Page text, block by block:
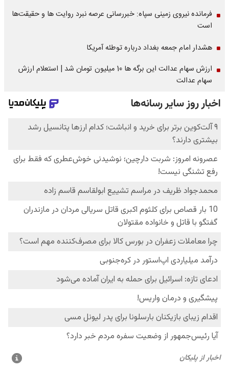
فرمانده نیروی زمینی سپاه: خبررسانی عرصه نبرد روایت ها و حقیقت‌ها
است
هشدار امام جمعه بغداد درباره توطئه آمریکا
ارزش سهام عدالت این برگه ها 10 میلیون تومان شد | استعلام ارزش
سهام عدالت